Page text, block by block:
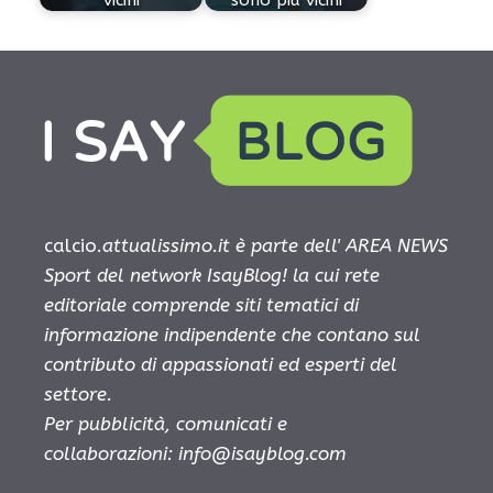
calcio.attualissimo.it è parte dell' AREA NEWS
Sport del network IsayBlog! la cui rete
editoriale comprende siti tematici di
informazione indipendente che contano sul
contributo di appassionati ed esperti del
settore.
Per pubblicità, comunicati e
collaborazioni: info@isayblog.com